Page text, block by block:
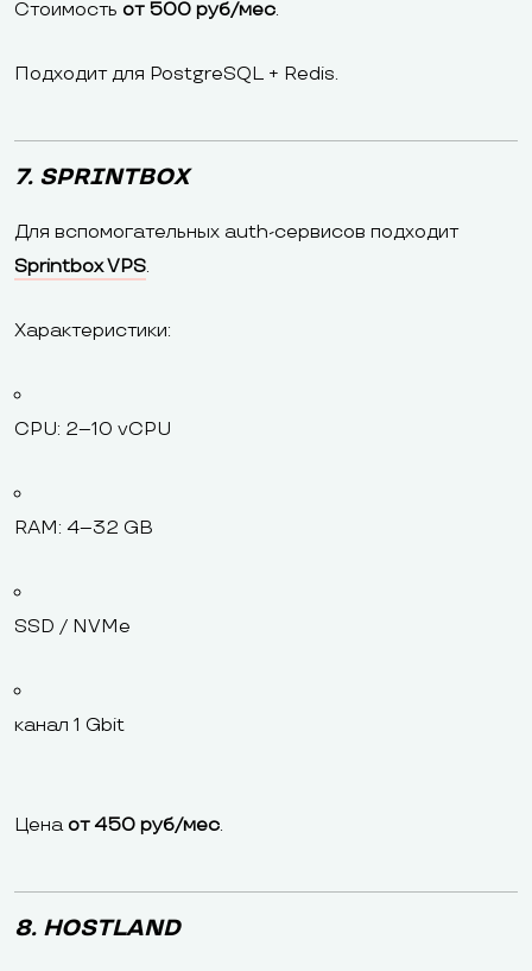
Стоимость от 500 руб/мес.
Подходит для PostgreSQL + Redis.
7. SPRINTBOX
Для вспомогательных auth-сервисов подходит
Sprintbox VPS.
Характеристики:
CPU: 2–10 vCPU
RAM: 4–32 GB
SSD / NVMe
канал 1 Gbit
Цена от 450 руб/мес.
8. HOSTLAND